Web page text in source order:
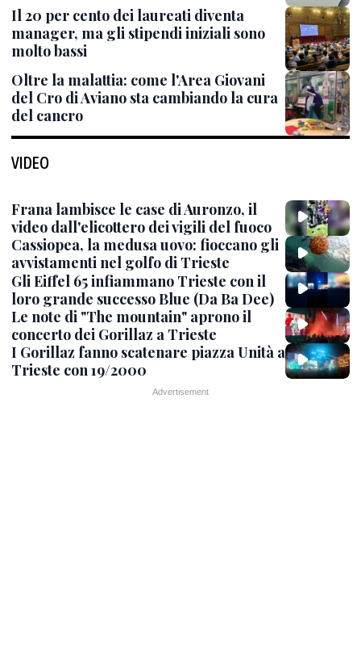
Il 20 per cento dei laureati diventa
manager, ma gli stipendi iniziali sono
molto bassi
Oltre la malattia: come l'Area Giovani
del Cro di Aviano sta cambiando la cura
del cancro
VIDEO
Frana lambisce le case di Auronzo, il
video dall'elicottero dei vigili del fuoco
Cassiopea, la medusa uovo: fioccano gli
avvistamenti nel golfo di Trieste
Gli Eiffel 65 infiammano Trieste con il
loro grande successo Blue (Da Ba Dee)
Le note di "The mountain" aprono il
concerto dei Gorillaz a Trieste
I Gorillaz fanno scatenare piazza Unità a
Trieste con 19/2000